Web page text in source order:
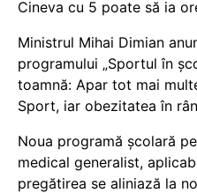
Cineva cu 5 poate să ia
Ministrul Mihai Dimian
programului „Sportul în
toamnă: Apar tot mai
Sport, iar obezitatea în
Noua programă școlară
medical generalist,
pregătirea se aliniază la